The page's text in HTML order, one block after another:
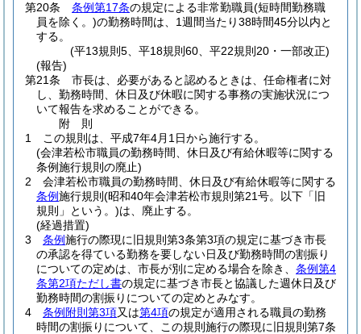
第20条
条例第17条の規定による非常勤職員(短時間勤務職
員を除く。)の勤務時間は、1週間当たり38時間45分以内と
する。
(平13規則5、平18規則60、平22規則20・一部改正)
(報告)
第21条
市長は、必要があると認めるときは、任命権者に対
し、勤務時間、休日及び休暇に関する事務の実施状況につ
いて報告を求めることができる。
附 則
1
この規則は、平成7年4月1日から施行する。
(会津若松市職員の勤務時間、休日及び有給休暇等に関する
条例施行規則の廃止)
2
会津若松市職員の勤務時間、休日及び有給休暇等に関する
条例施行規則 (昭和40年会津若松市規則第21号。以下「旧
規則」という。)は、廃止する。
(経過措置)
3
条例施行の際現に旧規則第3条第3項の規定に基づき市長
の承認を得ている勤務を要しない日及び勤務時間の割振り
についての定めは、市長が別に定める場合を除き、 条例第4
条第2項ただし書の規定に基づき市長と協議した週休日及び
勤務時間の割振りについての定めとみなす。
4
条例附則第3項又は第4項の規定が適用される職員の勤務
時間の割振りについて、この規則施行の際現に旧規則第7条